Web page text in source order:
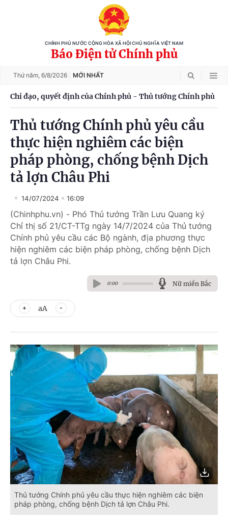
CHÍNH PHỦ NƯỚC CỘNG HÒA XÃ HỘI CHỦ NGHĨA VIỆT NAM
Báo Điện tử Chính phủ
Thứ năm, 6/8/2026 MỚI NHẤT
Chỉ đạo, quyết định của Chính phủ - Thủ tướng Chính phủ
Thủ tướng Chính phủ yêu cầu
thực hiện nghiêm các biện
pháp phòng, chống bệnh Dịch
tả lợn Châu Phi
14/07/2024 16:09
(Chinhphu.vn) - Phó Thủ tướng Trần Lưu Quang ký
Chỉ thị số 21/CT-TTg ngày 14/7/2024 của Thủ tướng
Chính phủ yêu cầu các Bộ ngành, địa phương thực
hiện nghiêm các biện pháp phòng, chống bệnh Dịch
tả lợn Châu Phi.
0:00 Nữ miền Bắc
aA
Thủ tướng Chính phủ yêu cầu thực hiện nghiêm các biện
pháp phòng, chống bệnh Dịch tả lợn Châu Phi.